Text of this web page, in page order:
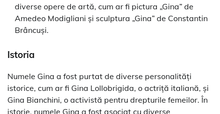
diverse opere de artă, cum ar fi pictura „Gina” de
Amedeo Modigliani și sculptura „Gina” de Constantin
Brâncuși.
Istoria
Numele Gina a fost purtat de diverse personalități
istorice, cum ar fi Gina Lollobrigida, o actriță italiană, și
Gina Bianchini, o activistă pentru drepturile femeilor. În
istorie, numele Gina a fost asociat cu diverse